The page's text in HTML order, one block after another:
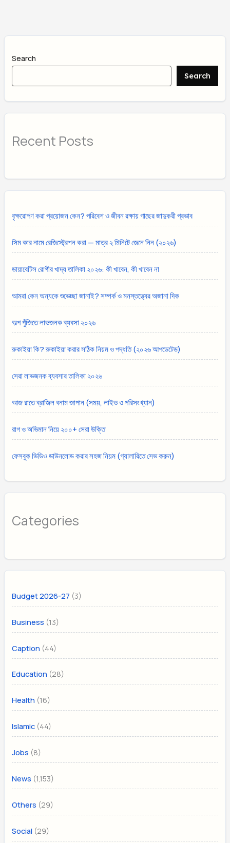
Search
Search
Recent Posts
বৃক্ষরোপণ করা প্রয়োজন কেন? পরিবেশ ও জীবন রক্ষায় গাছের জাদুকরী প্রভাব
সিম কার নামে রেজিস্ট্রেশন করা — মাত্র ২ মিনিটে জেনে নিন (২০২৬)
ডায়াবেটিস রোগীর খাদ্য তালিকা ২০২৬: কী খাবেন, কী খাবেন না
আমরা কেন অন্যকে শুভেচ্ছা জানাই? সম্পর্ক ও মনস্তত্ত্বের অজানা দিক
অল্প পুঁজিতে লাভজনক ব্যবসা ২০২৬
রুকাইয়া কি? রুকাইয়া করার সঠিক নিয়ম ও পদ্ধতি (২০২৬ আপডেটেড)
সেরা লাভজনক ব্যবসার তালিকা ২০২৬
আজ রাতে ব্রাজিল বনাম জাপান (সময়, লাইভ ও পরিসংখ্যান)
রাগ ও অভিমান নিয়ে ২০০+ সেরা উক্তি
ফেসবুক ভিডিও ডাউনলোড করার সহজ নিয়ম (গ্যালারিতে সেভ করুন)
Categories
Budget 2026-27 (3)
Business (13)
Caption (44)
Education (28)
Health (16)
Islamic (44)
Jobs (8)
News (1,153)
Others (29)
Social (29)